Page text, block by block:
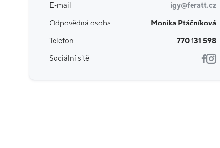
E-mail
igy@feratt.cz
Odpovědná osoba
Monika Ptáčníková
Telefon
770 131 598
Sociální sítě